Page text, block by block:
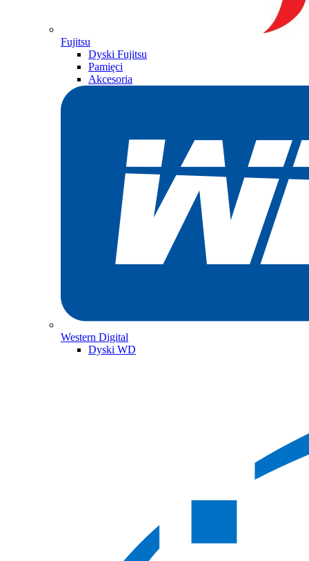
Fujitsu
Dyski Fujitsu
Pamięci
Akcesoria
Western Digital
Dyski WD